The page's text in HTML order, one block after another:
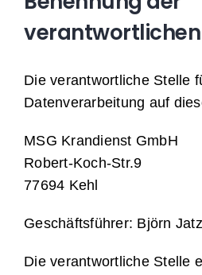
verantwortlichen
Die verantwortliche Stelle
Datenverarbeitung auf
MSG Krandienst GmbH
Robert-Koch-Str.9
77694 Kehl
Geschäftsführer: Björn Jatz
Die verantwortliche Stelle